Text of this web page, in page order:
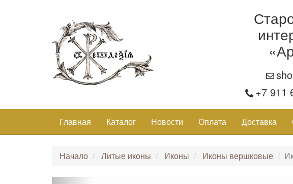
+7 911
Главная Каталог Новости Оплата Доставка
Начало Литые иконы Иконы Иконы вершковые